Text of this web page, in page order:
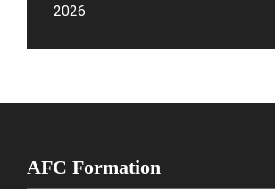
2026
AFC Formation